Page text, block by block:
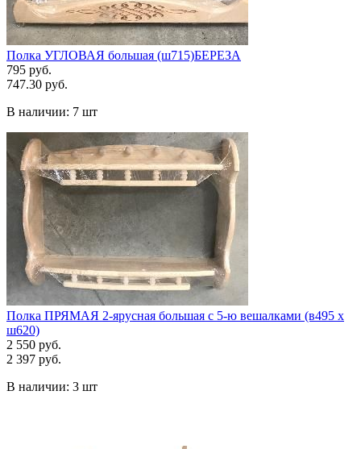
Полка УГЛОВАЯ большая (ш715)БЕРЕЗА
795 руб.
747.30 руб.
В наличии: 7 шт
Полка ПРЯМАЯ 2-ярусная большая с 5-ю вешалками (в495 х
ш620)
2 550 руб.
2 397 руб.
В наличии: 3 шт